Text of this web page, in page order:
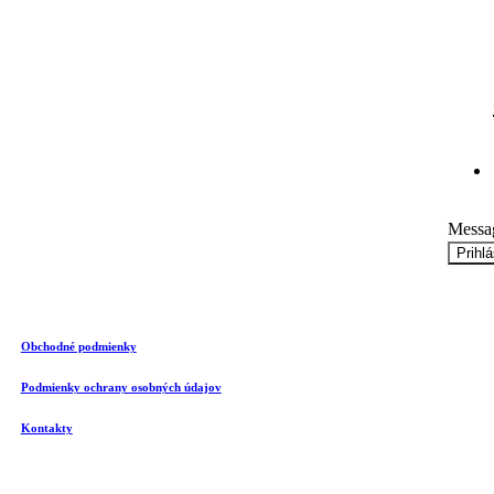
Obchodné podmienky
Podmienky ochrany osobných údajov
Kontakty